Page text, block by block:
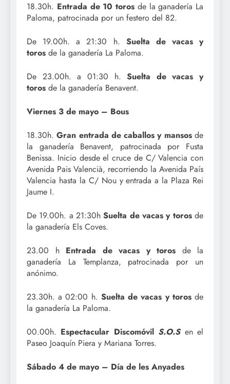
18.30h. Entrada de 10 toros de la ganadería La
Paloma, patrocinada por un festero del 82.
De 19.00h. a 21:30 h. Suelta de vacas y
toros de la ganadería La Paloma.
De 23.00h. a 01:30 h.Suelta de vacas y
toros de la ganadería Benavent.
Viernes 3 de mayo – Bous
18.30h.Gran entrada de caballos y mansosde
la ganadería Benavent, patrocinada por Fusta
Benissa. Inicio desde el cruce de C/ Valencia con
Avenida Pais Valencià, recorriendo la Avenida País
Valencia hasta la C/ Nou y entrada a la Plaza Rei
Jaume I.
De 19.00h. a 21:30hSuelta de vacas y torosde
la ganadería Els Coves.
23.00 h Entrada de vacas y toros de la
ganadería La Templanza, patrocinada por un
anónimo.
23.30h. a 02:00 h. Suelta de vacas y torosde
la ganadería La Paloma.
00.00h. Espectacular Discomóvil S.O.Sen el
Paseo Joaquín Piera y Mariana Torres.
Sábado 4 de mayo – Día de les Anyades